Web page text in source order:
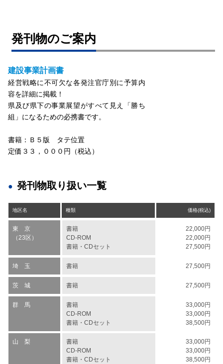
発刊物のご案内
建設事業計画書
経営戦略に不可欠な各発注官庁別に予算内
容を詳細に掲載！
県及び県下の事業展望がすべて見え「勝ち
組」になるための必携書です。
書籍：Ｂ５版 タテ位置
定価３３，０００円（税込）
発刊物取り扱い一覧
地区名 種類 価格(税込)
東 京
（23区）
書籍
CD-ROM
書籍・CDセット
22,000円
22,000円
27,500円
埼 玉 書籍 27,500円
茨 城 書籍 27,500円
群 馬
書籍
CD-ROM
書籍・CDセット
33,000円
33,000円
38,500円
山 梨
書籍
CD-ROM
書籍・CDセット
33,000円
33,000円
38,500円